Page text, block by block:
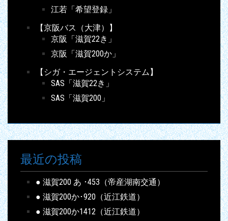
江若「希望登録」
【京阪バス（大津）】
京阪「滋賀22き」
京阪「滋賀200か」
【シガ・エージェントシステム】
SAS「滋賀22き」
SAS「滋賀200」
最近の投稿
● 滋賀200 あ ･453（帝産湖南交通）
● 滋賀200か･920（近江鉄道）
● 滋賀200か1412（近江鉄道）